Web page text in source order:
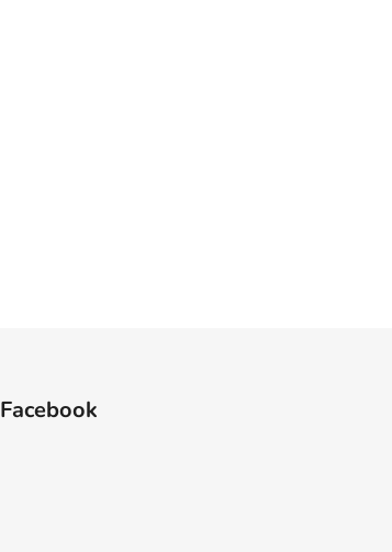
Facebook